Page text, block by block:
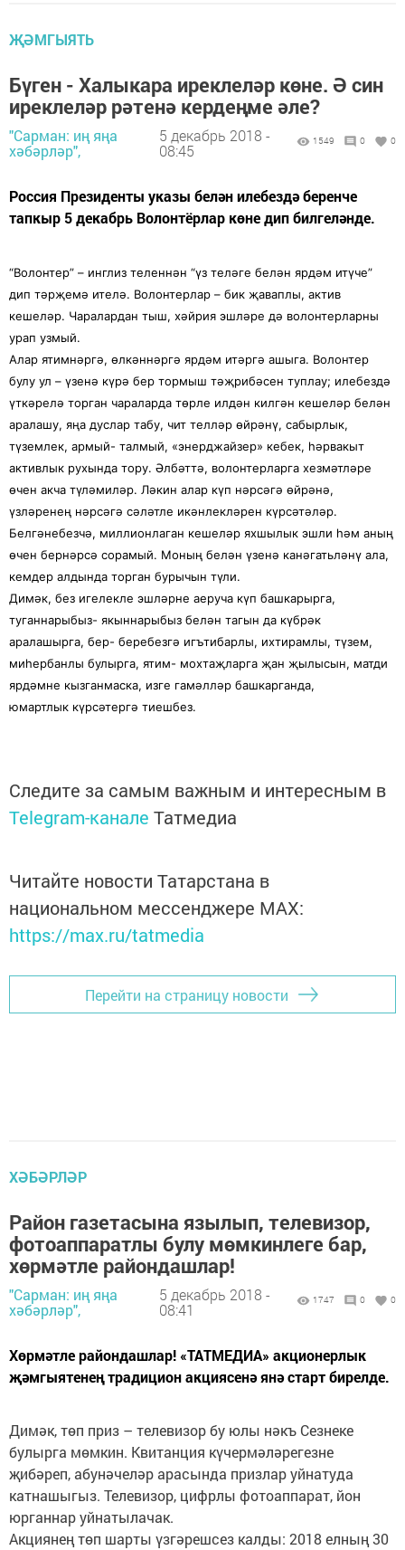
ҖӘМГЫЯТЬ
Бүген - Халыкара иреклеләр көне. Ә син
иреклеләр рәтенә кердеңме әле?
"Сарман: иң яңа
хәбәрләр",
5 декабрь 2018 -
08:45
1549 0 0
Россия Президенты указы белән илебездә беренче
тапкыр 5 декабрь Волонтёрлар көне дип билгеләнде.
“Волонтер” – инглиз теленнән “үз теләге белән ярдәм итүче”
дип тәрҗемә ителә. Волонтерлар – бик җаваплы, актив
кешеләр. Чаралардан тыш, хәйрия эшләре дә волонтерларны
урап узмый.
Алар ятимнәргә, өлкәннәргә ярдәм итәргә ашыга. Волонтер
булу ул – үзенә күрә бер тормыш тәҗрибәсен туплау; илебездә
үткәрелә торган чараларда төрле илдән килгән кешеләр белән
аралашу, яңа дуслар табу, чит телләр өйрәнү, сабырлык,
түземлек, армый- талмый, «энерджайзер» кебек, һәрвакыт
активлык рухында тору. Әлбәттә, волонтерларга хезмәтләре
өчен акча түләмиләр. Ләкин алар күп нәрсәгә өйрәнә,
үзләренең нәрсәгә сәләтле икәнлекләрен күрсәтәләр.
Белгәнебезчә, миллионлаган кешеләр яхшылык эшли һәм аның
өчен бернәрсә сорамый. Моның белән үзенә канәгатьләнү ала,
кемдер алдында торган бурычын түли.
Димәк, без игелекле эшләрне аеруча күп башкарырга,
туганнарыбыз- якыннарыбыз белән тагын да күбрәк
аралашырга, бер- беребезгә игътибарлы, ихтирамлы, түзем,
миһербанлы булырга, ятим- мохтаҗларга җан җылысын, матди
ярдәмне кызганмаска, изге гамәлләр башкарганда,
юмартлык күрсәтергә тиешбез.
Следите за самым важным и интересным в
Telegram-канале Татмедиа
Читайте новости Татарстана в
национальном мессенджере MАХ:
https://max.ru/tatmedia
Перейти на страницу новости
ХӘБӘРЛӘР
Район газетасына язылып, телевизор,
фотоаппаратлы булу мөмкинлеге бар,
хөрмәтле райондашлар!
"Сарман: иң яңа
хәбәрләр",
5 декабрь 2018 -
08:41
1747 0 0
Хөрмәтле райондашлар! «ТАТМЕДИА» акционерлык
җәмгыятенең традицион акциясенә янә старт бирелде.
Димәк, төп приз – телевизор бу юлы нәкъ Сезнеке
булырга мөмкин. Квитанция күчермәләрегезне
җибәреп, абунәчеләр арасында призлар уйнатуда
катнашыгыз. Телевизор, цифрлы фотоаппарат, йон
юрганнар уйнатылачак.
Акциянең төп шарты үзгәрешсез калды: 2018 елның 30